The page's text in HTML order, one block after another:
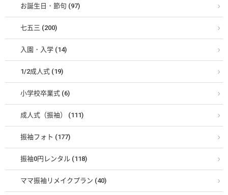
お誕生日・節句 (97)
七五三 (200)
入園・入学 (14)
1/2成人式 (19)
小学校卒業式 (6)
成人式（振袖） (111)
振袖フォト (177)
振袖0円レンタル (118)
ママ振袖リメイクプラン (40)